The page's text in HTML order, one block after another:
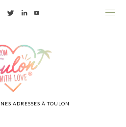
ADRESSES À TOULON